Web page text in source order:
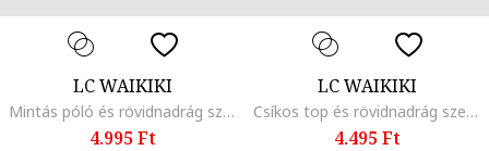
LC WAIKIKI
Mintás póló és rövidnadrág szett - 2 részes, Pezsgőbézs/Vörösesbarna
4.995 Ft
LC WAIKIKI
Csíkos top és rövidnadrág szett, Hamuszürke/Törtfehér
4.495 Ft